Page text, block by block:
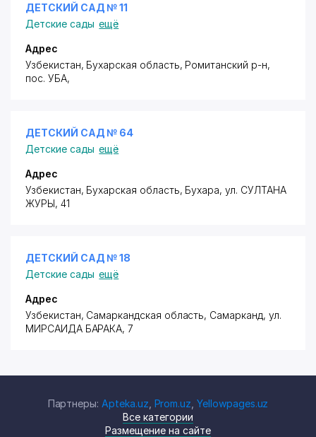
ДЕТСКИЙ САД № 11
Детские сады ещё
Адрес
Узбекистан, Бухарская область, Ромитанский р-н,
пос. УБА,
ДЕТСКИЙ САД № 64
Детские сады ещё
Адрес
Узбекистан, Бухарская область, Бухара,ул. СУЛТАНА
ЖУРЫ, 41
ДЕТСКИЙ САД № 18
Детские сады ещё
Адрес
Узбекистан, Самаркандская область, Самарканд, ул.
МИРСАИДА БАРАКА, 7
Партнеры: Apteka.uz Prom.uz ,Yellowpages.uz
Все категории
Размещение на сайте